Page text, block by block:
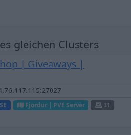
gleichen Clusters
| Giveaways |
Fjordur | PVE Server
31